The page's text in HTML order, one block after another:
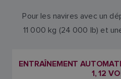
Pour les navires avec un
11 000 kg (24 000 lb) et
ENTRAÎNEMENT
1, 12